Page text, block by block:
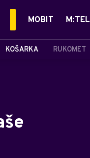
KOŠARKA RUKOMET
MOBIT M:TEL